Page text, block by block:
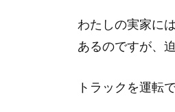
わたしの実家に
あるのですが、
トラックを運転